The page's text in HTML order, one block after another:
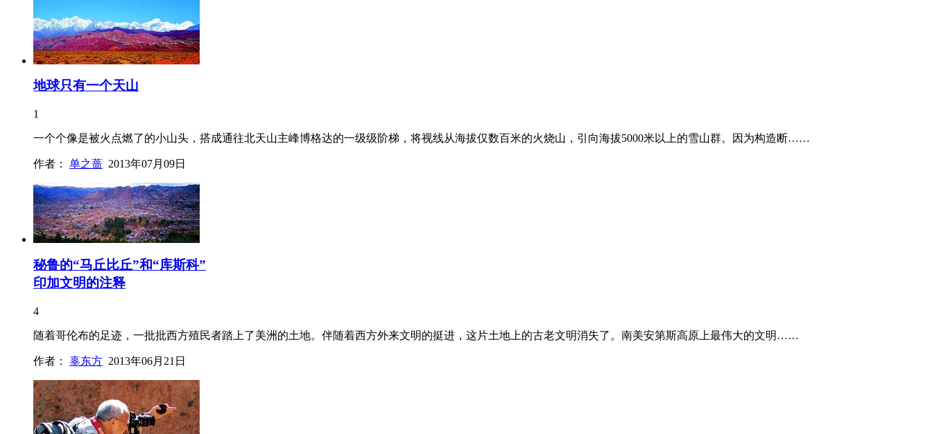
地球只有一个天山
1
一个个像是被火点燃了的小山头，搭成通往北天山主峰博格达的一级级阶梯，将视线从海拔仅数百米的火烧山，引向海拔5000米以上的雪山群。因为构造断……
作者： 单之蔷 2013年07月09日
秘鲁的“马丘比丘”和“库斯科”
印加文明的注释
4
随着哥伦布的足迹，一批批西方殖民者踏上了美洲的土地。伴随着西方外来文明的挺进，这片土地上的古老文明消失了。南美安第斯高原上最伟大的文明……
作者： 辜东方 2013年06月21日